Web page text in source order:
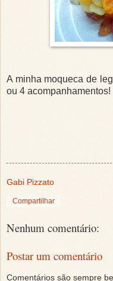
A minha moqueca de
ou 4 acompanhamentos!
Gabi Pizzato
Compartilhar
Nenhum comentário:
Postar um comentário
Comentários são sempre